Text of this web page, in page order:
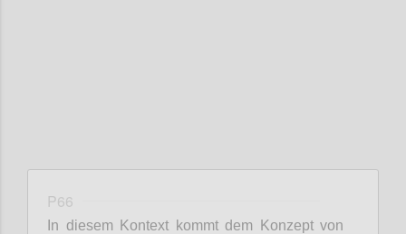
P66
In diesem Kontext kommt dem Konzept von